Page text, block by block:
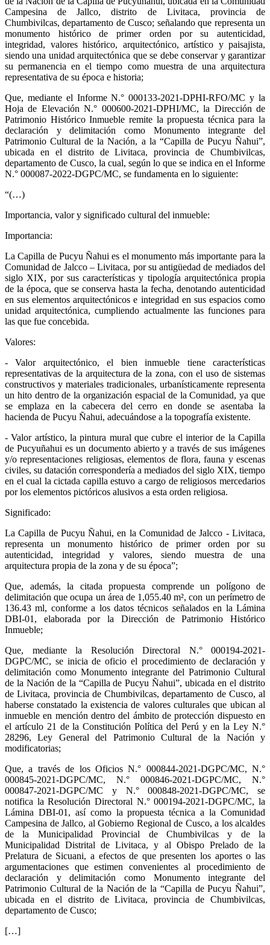
Campesina de Jallco, distrito de Livitaca, provincia de
Chumbivilcas, departamento de Cusco; señalando que representa un
monumento histórico de primer orden por su autenticidad,
integridad, valores histórico, arquitectónico, artístico y paisajista,
siendo una unidad arquitectónica que se debe conservar y garantizar
su permanencia en el tiempo como muestra de una arquitectura
representativa de su época e historia;
Que, mediante el Informe N.° 000133-2021-DPHI-RFO/MC y la
Hoja de Elevación N.° 000600-2021-DPHI/MC, la Dirección de
Patrimonio Histórico Inmueble remite la propuesta técnica para la
declaración y delimitación como Monumento integrante del
Patrimonio Cultural de la Nación, a la “Capilla de Pucyu Ñahui”,
ubicada en el distrito de Livitaca, provincia de Chumbivilcas,
departamento de Cusco, la cual, según lo que se indica en el Informe
N.° 000087-2022-DGPC/MC, se fundamenta en lo siguiente:
“(…)
Importancia, valor y significado cultural del inmueble:
Importancia:
La Capilla de Pucyu Ñahui es el monumento más importante para la
Comunidad de Jalcco – Livitaca, por su antigüedad de mediados del
siglo XIX, por sus características y tipología arquitectónica propia
de la época, que se conserva hasta la fecha, denotando autenticidad
en sus elementos arquitectónicos e integridad en sus espacios como
unidad arquitectónica, cumpliendo actualmente las funciones para
las que fue concebida.
Valores:
- Valor arquitectónico, el bien inmueble tiene características
representativas de la arquitectura de la zona, con el uso de sistemas
constructivos y materiales tradicionales, urbanísticamente representa
un hito dentro de la organización espacial de la Comunidad, ya que
se emplaza en la cabecera del cerro en donde se asentaba la
hacienda de Pucyu Ñahui, adecuándose a la topografía existente.
- Valor artístico, la pintura mural que cubre el interior de la Capilla
de Pucyuñahui es un documento abierto y a través de sus imágenes
y/o representaciones religiosas, elementos de flora, fauna y escenas
civiles, su datación correspondería a mediados del siglo XIX, tiempo
en el cual la cictada capilla estuvo a cargo de religiosos mercedarios
por los elementos pictóricos alusivos a esta orden religiosa.
Significado:
La Capilla de Pucyu Ñahui, en la Comunidad de Jalcco - Livitaca,
representa un monumento histórico de primer orden por su
autenticidad, integridad y valores, siendo muestra de una
arquitectura propia de la zona y de su época”;
Que, además, la citada propuesta comprende un polígono de
delimitación que ocupa un área de 1,055.40 m², con un perímetro de
136.43 ml, conforme a los datos técnicos señalados en la Lámina
DBI-01, elaborada por la Dirección de Patrimonio Histórico
Inmueble;
Que, mediante la Resolución Directoral N.° 000194-2021-
DGPC/MC, se inicia de oficio el procedimiento de declaración y
delimitación como Monumento integrante del Patrimonio Cultural
de la Nación de la “Capilla de Pucyu Ñahui”, ubicada en el distrito
de Livitaca, provincia de Chumbivilcas, departamento de Cusco, al
haberse constatado la existencia de valores culturales que ubican al
inmueble en mención dentro del ámbito de protección dispuesto en
el artículo 21 de la Constitución Política del Perú y en la Ley N.°
28296, Ley General del Patrimonio Cultural de la Nación y
modificatorias;
Que, a través de los Oficios N.° 000844-2021-DGPC/MC, N.°
000845-2021-DGPC/MC, N.° 000846-2021-DGPC/MC, N.°
000847-2021-DGPC/MC y N.° 000848-2021-DGPC/MC, se
notifica la Resolución Directoral N.° 000194-2021-DGPC/MC, la
Lámina DBI-01, así como la propuesta técnica a la Comunidad
Campesina de Jallco, al Gobierno Regional de Cusco, a los alcaldes
de la Municipalidad Provincial de Chumbivilcas y de la
Municipalidad Distrital de Livitaca, y al Obispo Prelado de la
Prelatura de Sicuani, a efectos de que presenten los aportes o las
argumentaciones que estimen convenientes al procedimiento de
declaración y delimitación como Monumento integrante del
Patrimonio Cultural de la Nación de la “Capilla de Pucyu Ñahui”,
ubicada en el distrito de Livitaca, provincia de Chumbivilcas,
departamento de Cusco;
[…]